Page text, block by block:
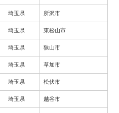
埼玉県 所沢市
埼玉県 東松山市
埼玉県 狭山市
埼玉県 草加市
埼玉県 松伏市
埼玉県 越谷市